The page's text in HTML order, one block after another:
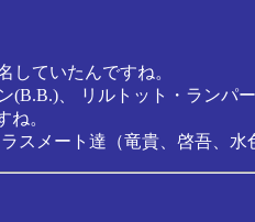
していたんですね。
、 リルトット・ランパ
ね。
スメート達（竜貴、啓吾、水